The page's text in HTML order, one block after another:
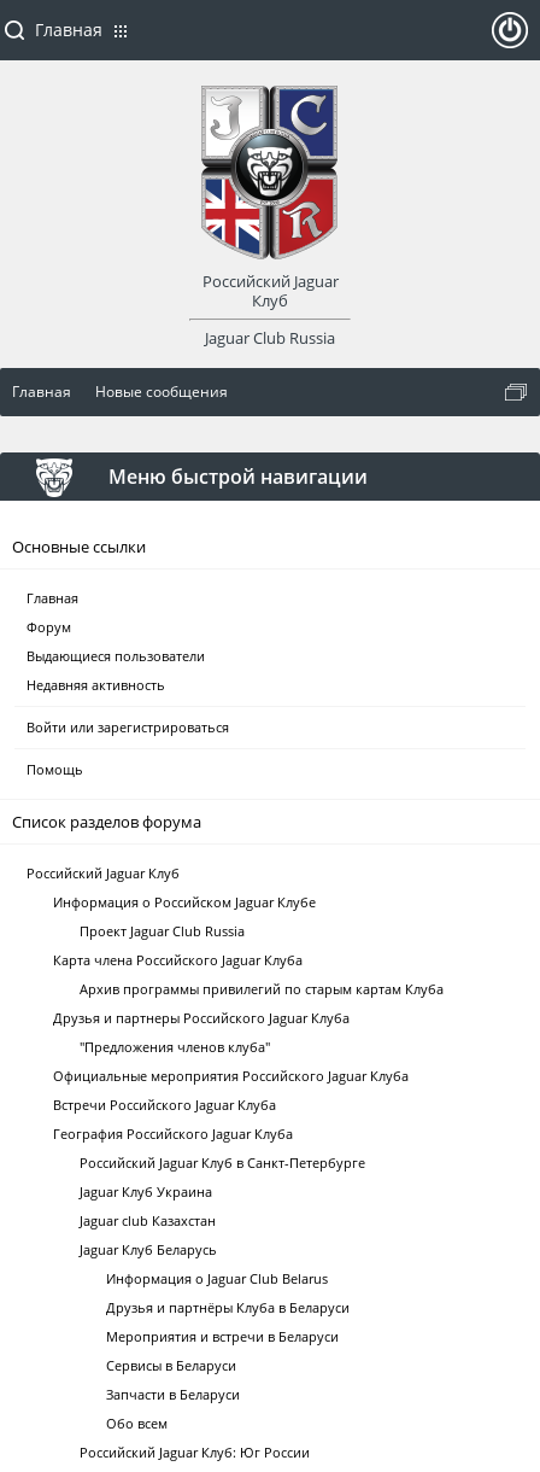
Главная Новые сообщения
Меню быстрой навигации
Основные ссылки
Главная
Форум
Выдающиеся пользователи
Недавняя активность
Войти или зарегистрироваться
Помощь
Список разделов форума
Российский Jaguar Клуб
Информация о Российском Jaguar Клубе
Проект Jaguar Club Russia
Карта члена Российского Jaguar Клуба
Архив программы привилегий по старым картам Клуба
Друзья и партнеры Российского Jaguar Клуба
"Предложения членов клуба"
Официальные мероприятия Российского Jaguar Клуба
Встречи Российского Jaguar Клуба
География Российского Jaguar Клуба
Российский Jaguar Клуб в Санкт-Петербурге
Jaguar Клуб Украина
Jaguar club Казахстан
Jaguar Клуб Беларусь
Информация о Jaguar Club Belarus
Друзья и партнёры Клуба в Беларуси
Мероприятия и встречи в Беларуси
Сервисы в Беларуси
Запчасти в Беларуси
Обо всем
Российский Jaguar Клуб: Юг России
Главная
Российский Jaguar
Клуб
Jaguar Club Russia
оват